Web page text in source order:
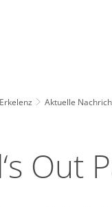
Aktuelle
Out